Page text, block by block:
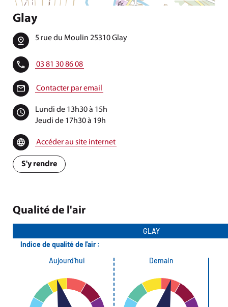
Glay
5 rue du Moulin 25310 Glay
03 81 30 86 08
Contacter par email
Lundi de 13h30 à 15h
Jeudi de 17h30 à 19h
Accéder au site internet
S'y rendre
Qualité de l'air